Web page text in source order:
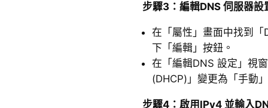
步驟3：編輯DNS 伺服器設
在「屬性」畫面中找到
下「編輯」按鈕。
在「編輯DNS 設定」視
(DHCP)」變更為「手動
步驟4：啟用IPv4 並輸入